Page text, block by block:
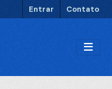
Entrar Contato